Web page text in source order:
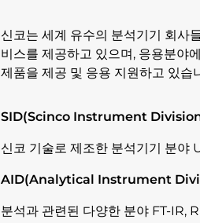
신코는 세계 유수의 분석기기 회사
비스를 제공하고 있으며, 응용분야
제품을 제공 및 응용 지원하고 있습
SID(Scinco Instrument
신코 기술로 제조한 분석기기 분
AID(Analytical Instrument
분석과 관련된 다양한 분야 FT-IR,